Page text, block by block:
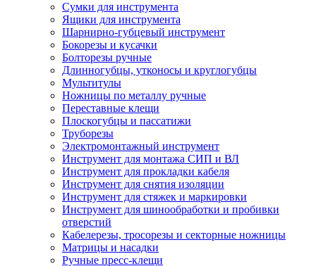
Сумки для инструмента
Ящики для инструмента
Шарнирно-губцевый инструмент
Бокорезы и кусачки
Болторезы ручные
Длинногубцы, утконосы и круглогубцы
Мультитулы
Ножницы по металлу ручные
Переставные клещи
Плоскогубцы и пассатижи
Труборезы
Электромонтажный инструмент
Инструмент для монтажа СИП и ВЛ
Инструмент для прокладки кабеля
Инструмент для снятия изоляции
Инструмент для стяжек и маркировки
Инструмент для шинообработки и пробивки
отверстий
Кабелерезы, тросорезы и секторные ножницы
Матрицы и насадки
Ручные пресс-клещи